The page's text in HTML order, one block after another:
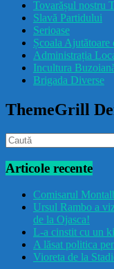
drăcușorulbuzoian
Tovarășul nostru
Slavă Partidului
Serioase
Școala Ajutătoare
Administrația
Incultura
Brigada Diverse
ThemeGrill
Articole recente
Comisarul
Ursul Rambo a
de la Ojasca!
L-a cinstit cu un
A lăsat politica
Vioreta de la